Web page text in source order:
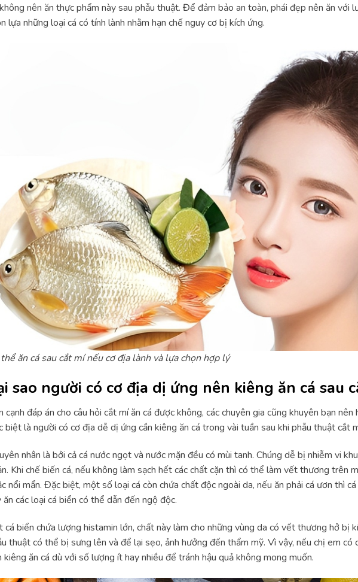
nên ăn thực phẩm này sau phẫu thuật. Để đảm bảo an toàn, phái đẹp nên ăn với
lựa những loại cá có tính lành nhằm hạn chế nguy cơ bị kích ứng.
thể ăn cá sau cắt mí nếu cơ địa lành và lựa chọn hợp lý
sao người có cơ địa dị ứng nên kiêng ăn cá sau
cạnh đáp án cho câu hỏi cắt mí ăn cá được không, các chuyên gia cũng khuyên bạn nên
biệt là người có cơ địa dễ dị ứng cần kiêng ăn cá trong vài tuần sau khi phẫu thuật cắt
nhân là bởi cả cá nước ngọt và nước mặn đều có mùi tanh. Chúng dễ bị nhiễm vi
Khi chế biến cá, nếu không làm sạch hết các chất cặn thì có thể làm vết thương trên
nổi mẩn. Đặc biệt, một số loại cá còn chứa chất độc ngoài da, nếu ăn phải cá ươn thì
ăn các loại cá biển có thể dẫn đến ngộ độc.
cá biển chứa lượng histamin lớn, chất này làm cho những vùng da có vết thương hở bị
thuật có thể bị sưng lên và để lại sẹo, ảnh hưởng đến thẩm mỹ. Vì vậy, nếu chị em có
kiêng ăn cá dù với số lượng ít hay nhiều để tránh hậu quả không mong muốn.